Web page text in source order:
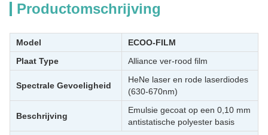
Productomschrijving
Model
ECOO-FILM
Plaat Type
Alliance ver-rood film
Spectrale Gevoeligheid
HeNe laser en rode laserdiodes
(630-670nm)
Beschrijving
Emulsie gecoat op een 0,10 mm
antistatische polyester basis